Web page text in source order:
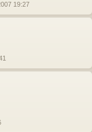
19:27